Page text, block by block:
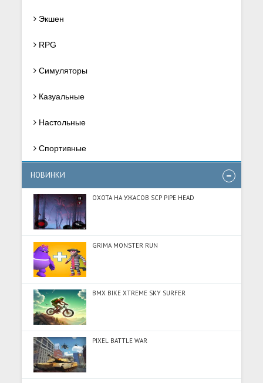
Экшен
RPG
Симуляторы
Казуальные
Настольные
Спортивные
НОВИНКИ
ОХОТА НА УЖАСОВ SCP PIPE HEAD
GRIMA MONSTER RUN
BMX BIKE XTREME SKY SURFER
PIXEL BATTLE WAR